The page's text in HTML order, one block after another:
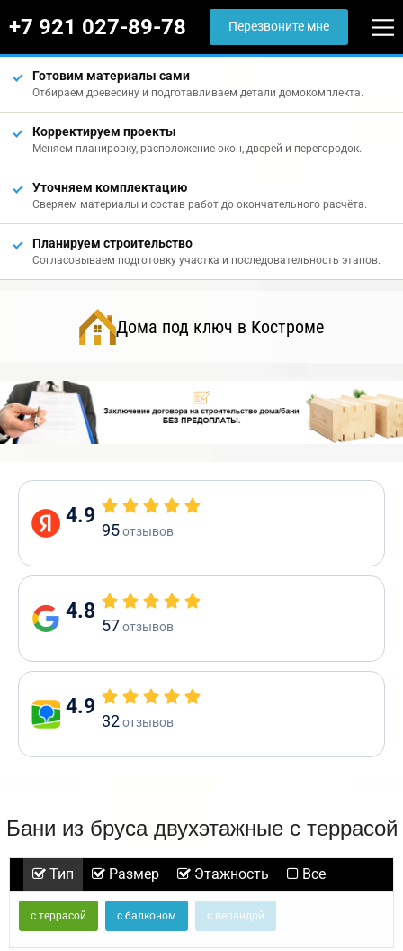
+7 921 027-89-78 Перезвоните мне
Готовим материалы сами
Отбираем древесину и подготавливаем детали домокомплекта.
Корректируем проекты
Меняем планировку, расположение окон, дверей и перегородок.
Уточняем комплектацию
Сверяем материалы и состав работ до окончательного расчёта.
Планируем строительство
Согласовываем подготовку участка и последовательность этапов.
Дома под ключ в Костроме
4.9
95отзывов
4.8
57отзывов
4.9
32отзывов
Бани из бруса двухэтажные с террасой
Тип Размер Этажность Все
с террасой с балконом с верандой